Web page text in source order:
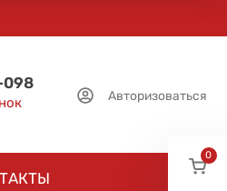
098
Авторизоваться
0